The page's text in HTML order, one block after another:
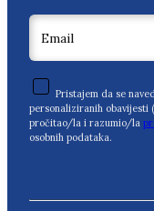
Email
Pristajem da se
personaliziranih obavijesti
pročitao/la i razumio/la
osobnih podataka.